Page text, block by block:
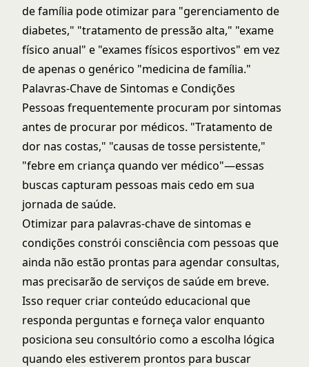
de família pode otimizar para "gerenciamento de
diabetes," "tratamento de pressão alta," "exame
físico anual" e "exames físicos esportivos" em vez
de apenas o genérico "medicina de família."
Palavras-Chave de Sintomas e Condições
Pessoas frequentemente procuram por sintomas
antes de procurar por médicos. "Tratamento de
dor nas costas," "causas de tosse persistente,"
"febre em criança quando ver médico"—essas
buscas capturam pessoas mais cedo em sua
jornada de saúde.
Otimizar para palavras-chave de sintomas e
condições constrói consciência com pessoas que
ainda não estão prontas para agendar consultas,
mas precisarão de serviços de saúde em breve.
Isso requer criar conteúdo educacional que
responda perguntas e forneça valor enquanto
posiciona seu consultório como a escolha lógica
quando eles estiverem prontos para buscar